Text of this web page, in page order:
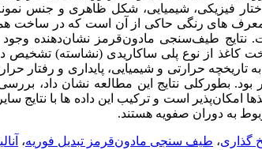
فیزیکی، شیمیایی، شکل ظاهری و جنس
های رنگی حاکی از آن است که در ساخت همه
نتایج طیف‌سنجی مادون‌قرمز نشان‌دهنده وجود
کاغذ از نوع پلی ساکاریدی (نشاسته) تشخیص
تاریخچه حرارتی و شیمیایی، پایداری و
بطورکلی نتایج این مطالعه نشان داد،
امکان‌پذیر است و ترکیب این داده ها با نتایج
به دوران صفویه هستند.
گذاری، طیف سنجی مادون‌قرمز تبدیل فوریه،